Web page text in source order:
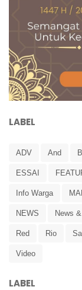
LABEL
ADV And
ESSAI
Info Warga
NEWS News
Red Rio
Video
LABEL